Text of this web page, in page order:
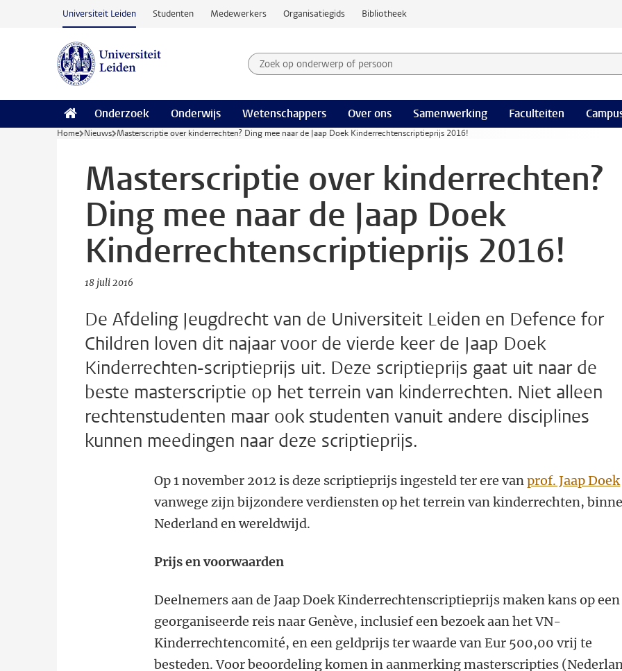
Ga naar hoofdinhoud
Universiteit Leiden Studenten Medewerkers Organisatiegids Bibliotheek
Zoek op onderwerp of persoon en selecteer categorie
Zoekterm
Onderzoek Onderwijs Wetenschappers Over ons Samenwerking Faculteiten
Home Nieuws Masterscriptie over kinderrechten? Ding mee naar de Jaap Doek Kinderrechtenscriptieprijs 2016!
Masterscriptie over kinderrechten?
Ding mee naar de Jaap Doek
Kinderrechtenscriptieprijs 2016!
18 juli 2016
De Afdeling Jeugdrecht van de Universiteit Leiden en Defence for
Children loven dit najaar voor de vierde keer de Jaap Doek
Kinderrechten-scriptieprijs uit. Deze scriptieprijs gaat uit naar de
beste masterscriptie op het terrein van kinderrechten. Niet alleen
rechtenstudenten maar ook studenten vanuit andere disciplines
kunnen meedingen naar deze scriptieprijs.
Op 1 november 2012 is deze scriptieprijs ingesteld ter ere vanprof. Jaap Doek
vanwege zijn bijzondere verdiensten op het terrein van kinderrechten,
Nederland en wereldwijd.
Prijs en voorwaarden
Deelnemers aan de Jaap Doek Kinderrechtenscriptieprijs maken kans op een
georganiseerde reis naar Genève, inclusief een bezoek aan het VN-
Kinderrechtencomité, en een geldprijs ter waarde van Eur 500,00 vrij te
besteden. Voor beoordeling komen in aanmerking masterscripties